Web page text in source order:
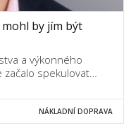
by jím být
a výkonného
spekulovat…
NÁKLADNÍ DOPRAVA